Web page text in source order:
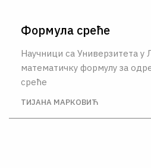
Формула среће
Научници са Универзитета у
математичку формулу за
среће
ТИЈАНА МАРКОВИЋ